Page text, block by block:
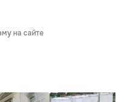
на сайте